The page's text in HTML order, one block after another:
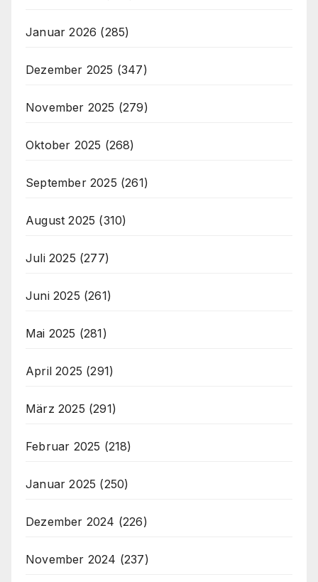
Januar 2026 (285)
Dezember 2025 (347)
November 2025 (279)
Oktober 2025 (268)
September 2025 (261)
August 2025 (310)
Juli 2025 (277)
Juni 2025 (261)
Mai 2025 (281)
April 2025 (291)
März 2025 (291)
Februar 2025 (218)
Januar 2025 (250)
Dezember 2024 (226)
November 2024 (237)